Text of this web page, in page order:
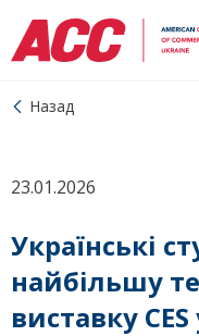
Назад
23.01.2026
Українські
найбільшу
виставку CES